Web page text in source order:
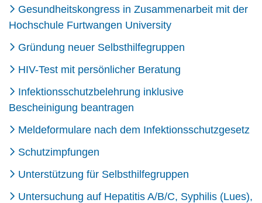
Gesundheitskongress in Zusammenarbeit mit der
Hochschule Furtwangen University
Gründung neuer Selbsthilfegruppen
HIV-Test mit persönlicher Beratung
Infektionsschutzbelehrung inklusive
Bescheinigung beantragen
Meldeformulare nach dem Infektionsschutzgesetz
Schutzimpfungen
Unterstützung für Selbsthilfegruppen
Untersuchung auf Hepatitis A/B/C, Syphilis (Lues),